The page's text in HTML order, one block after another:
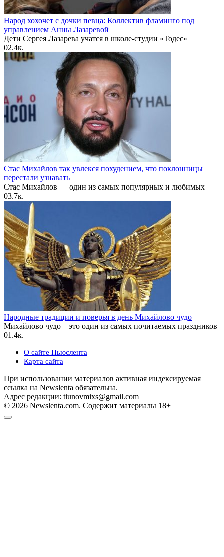
Народ хохочет с дочки певца: Коллектив фламинго под
управлением Анны Лазаревой
Дети Сергея Лазарева учатся в школе-студии «Тодес»
02.4к.
Стас Михайлов так увлекся похудением, что поклонницы
перестали узнавать
Стас Михайлов — один из самых популярных и любимых
03.7к.
Народные традиции и поверья в день Михайлово чудо
Михайлово чудо – это один из самых почитаемых праздников
01.4к.
О сайте Ньюслента
Карта сайта
При использовании материалов активная индексируемая
ссылка на Newslenta обязательна.
Адрес редакции: tiunovmixs@gmail.com
© 2026 Newslenta.com. Содержит материалы 18+